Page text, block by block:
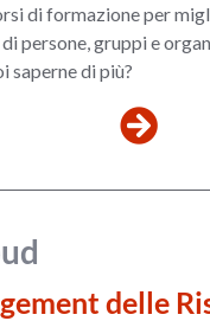
di formazione per
persone, gruppi e
saperne di più?
delle